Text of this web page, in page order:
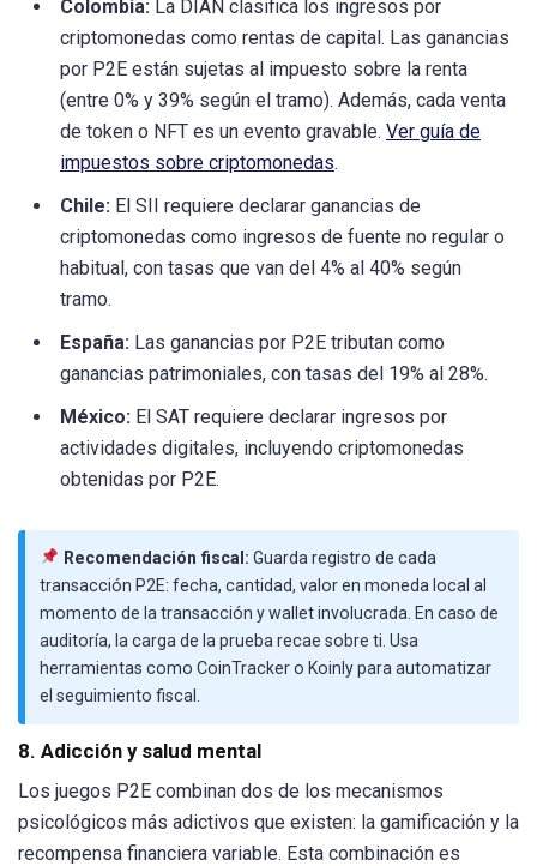
Colombia: La DIAN clasifica los ingresos por
criptomonedas como rentas de capital. Las ganancias
por P2E están sujetas al impuesto sobre la renta
(entre 0% y 39% según el tramo). Además, cada venta
de token o NFT es un evento gravable. Ver guía de
impuestos sobre criptomonedas.
Chile: El SII requiere declarar ganancias de
criptomonedas como ingresos de fuente no regular o
habitual, con tasas que van del 4% al 40% según
tramo.
España: Las ganancias por P2E tributan como
ganancias patrimoniales, con tasas del 19% al 28%.
México: El SAT requiere declarar ingresos por
actividades digitales, incluyendo criptomonedas
obtenidas por P2E.
Recomendación fiscal: Guarda registro de cada
transacción P2E: fecha, cantidad, valor en moneda local al
momento de la transacción y wallet involucrada. En caso de
auditoría, la carga de la prueba recae sobre ti. Usa
herramientas como CoinTracker o Koinly para automatizar
el seguimiento fiscal.
8. Adicción y salud mental
Los juegos P2E combinan dos de los mecanismos
psicológicos más adictivos que existen: la gamificación y la
recompensa financiera variable. Esta combinación es